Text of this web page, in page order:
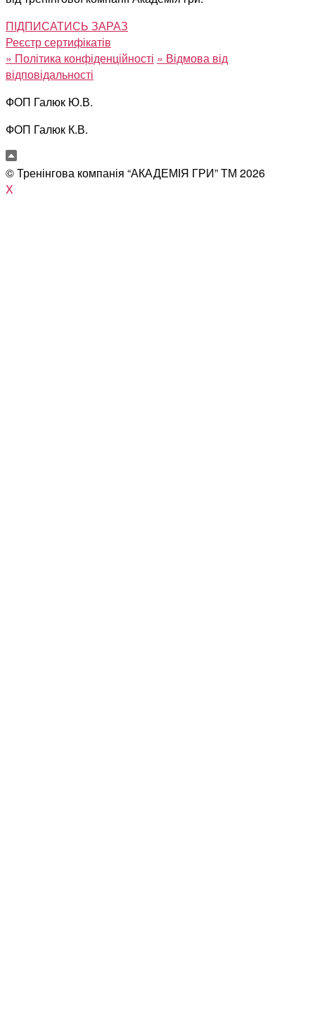
ПІДПИСАТИСЬ ЗАРАЗ
Реєстр сертифікатів
» Політика конфіденційності » Відмова від
відповідальності
ФОП Галюк Ю.В.
ФОП Галюк К.В.
© Тренінгова компанія “АКАДЕМІЯ ГРИ” ТМ 2026
X